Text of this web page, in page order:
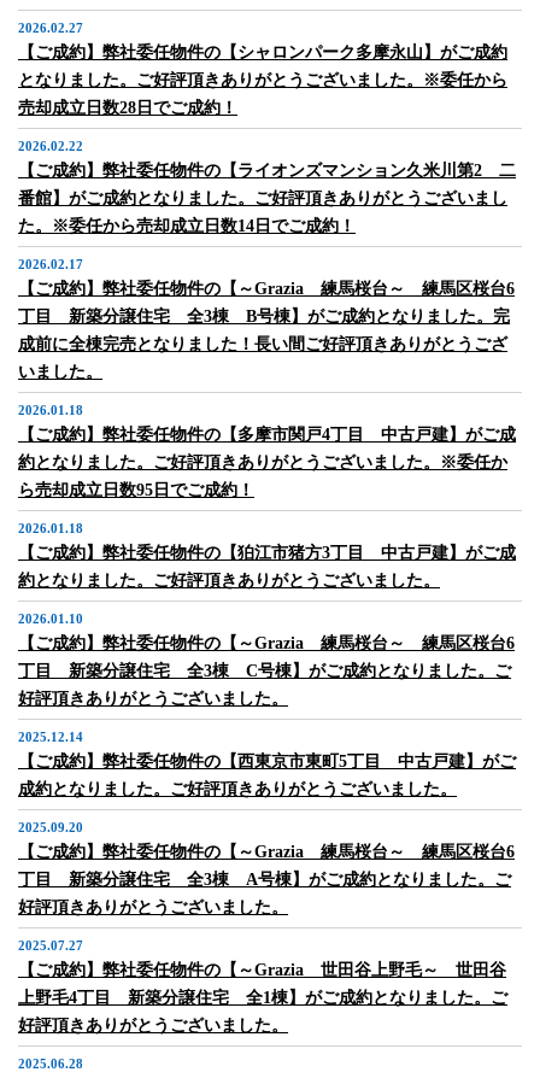
2026.02.27
【ご成約】弊社委任物件の【シャロンパーク多摩永山】がご成約
となりました。ご好評頂きありがとうございました。※委任から
売却成立日数28日でご成約！
2026.02.22
【ご成約】弊社委任物件の【ライオンズマンション久米川第2 二
番館】がご成約となりました。ご好評頂きありがとうございまし
た。※委任から売却成立日数14日でご成約！
2026.02.17
【ご成約】弊社委任物件の【～Grazia 練馬桜台～ 練馬区桜台6
丁目 新築分譲住宅 全3棟 B号棟】がご成約となりました。完
成前に全棟完売となりました！長い間ご好評頂きありがとうござ
いました。
2026.01.18
【ご成約】弊社委任物件の【多摩市関戸4丁目 中古戸建】がご成
約となりました。ご好評頂きありがとうございました。※委任か
ら売却成立日数95日でご成約！
2026.01.18
【ご成約】弊社委任物件の【狛江市猪方3丁目 中古戸建】がご成
約となりました。ご好評頂きありがとうございました。
2026.01.10
【ご成約】弊社委任物件の【～Grazia 練馬桜台～ 練馬区桜台6
丁目 新築分譲住宅 全3棟 C号棟】がご成約となりました。ご
好評頂きありがとうございました。
2025.12.14
【ご成約】弊社委任物件の【西東京市東町5丁目 中古戸建】がご
成約となりました。ご好評頂きありがとうございました。
2025.09.20
【ご成約】弊社委任物件の【～Grazia 練馬桜台～ 練馬区桜台6
丁目 新築分譲住宅 全3棟 A号棟】がご成約となりました。ご
好評頂きありがとうございました。
2025.07.27
【ご成約】弊社委任物件の【～Grazia 世田谷上野毛～ 世田谷
上野毛4丁目 新築分譲住宅 全1棟】がご成約となりました。ご
好評頂きありがとうございました。
2025.06.28